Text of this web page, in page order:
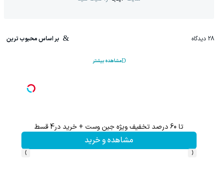
28 دیدگاه بر اساس محبوب ترین
مشاهده بیشتر
تا 60 درصد تخفیف ویژه جین وست + خرید در4 قسط
مشاهده و خرید
‹
›